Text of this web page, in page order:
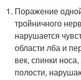
Поражение
тройничного
нарушается
области лба и
век, спинки
полости,